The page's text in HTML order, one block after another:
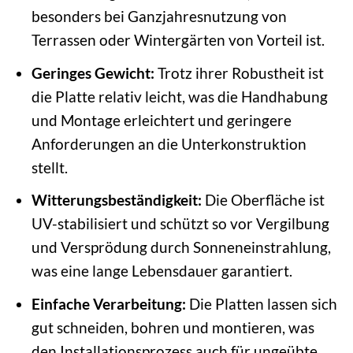
besonders bei Ganzjahresnutzung von
Terrassen oder Wintergärten von Vorteil ist.
Geringes Gewicht: Trotz ihrer Robustheit ist
die Platte relativ leicht, was die Handhabung
und Montage erleichtert und geringere
Anforderungen an die Unterkonstruktion
stellt.
Witterungsbeständigkeit: Die Oberfläche ist
UV-stabilisiert und schützt so vor Vergilbung
und Versprödung durch Sonneneinstrahlung,
was eine lange Lebensdauer garantiert.
Einfache Verarbeitung: Die Platten lassen sich
gut schneiden, bohren und montieren, was